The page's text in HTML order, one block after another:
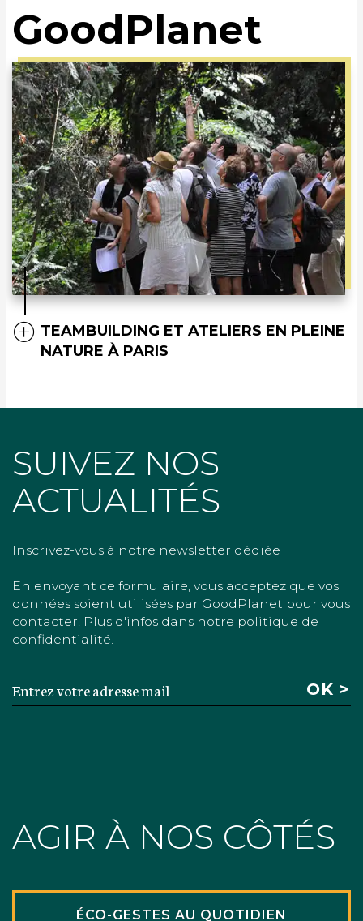
GoodPlanet
TEAMBUILDING ET ATELIERS EN PLEINE
NATURE À PARIS
SUIVEZ NOS
ACTUALITÉS
Inscrivez-vous à notre newsletter dédiée
En envoyant ce formulaire, vous acceptez que vos
données soient utilisées par GoodPlanet pour vous
contacter. Plus d'infos dans notre politique de
confidentialité.
AGIR À NOS CÔTÉS
ÉCO-GESTES AU QUOTIDIEN